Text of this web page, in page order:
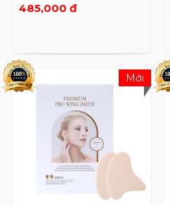
485,000 đ
Mới